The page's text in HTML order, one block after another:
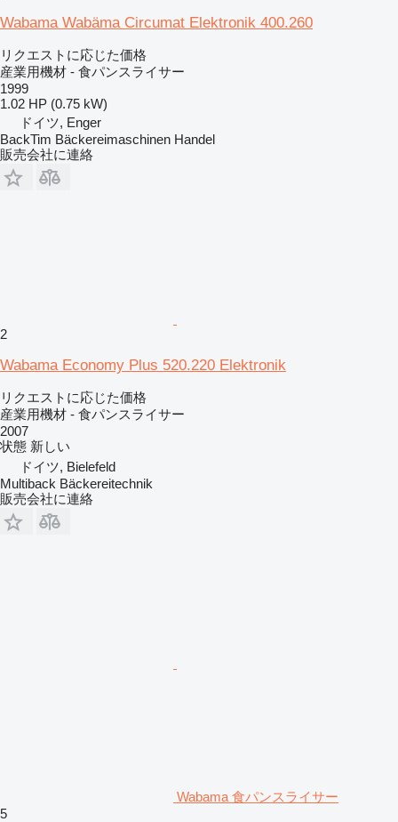
Wabama Wabäma Circumat Elektronik 400.260
リクエストに応じた価格
産業用機材 - 食パンスライサー
1999
1.02 HP (0.75 kW)
ドイツ, Enger
BackTim Bäckereimaschinen Handel
販売会社に連絡
2
Wabama Economy Plus 520.220 Elektronik
リクエストに応じた価格
産業用機材 - 食パンスライサー
2007
状態 新しい
ドイツ, Bielefeld
Multiback Bäckereitechnik
販売会社に連絡
Wabama 食パンスライサー
5